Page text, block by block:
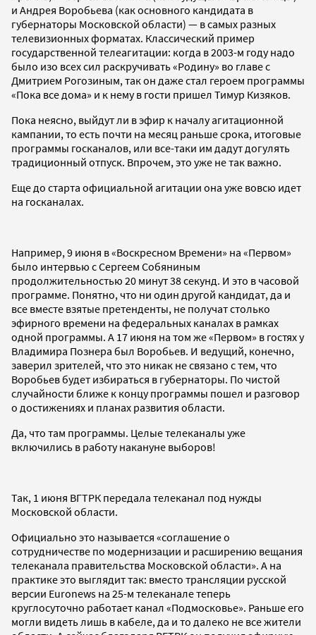
и Андрея Воробьева (как основного кандидата в
губернаторы Московской области) — в самых разных
телевизионных форматах. Классический пример
государственной телеагитации: когда в 2003-м году надо
было изо всех сил раскручивать «Родину» во главе с
Дмитрием Рогозиным, так он даже стал героем программы
«Пока все дома» и к нему в гости пришел Тимур Кизяков.
Пока неясно, выйдут ли в эфир к началу агитационной
кампании, то есть почти на месяц раньше срока, итоговые
программы госканалов, или все-таки им дадут догулять
традиционный отпуск. Впрочем, это уже не так важно.
Еще до старта официальной агитации она уже вовсю идет
на госканалах.
Например, 9 июня в «Воскресном Времени» на «Первом»
было интервью с Сергеем Собяниным
продолжительностью 20 минут 38 секунд. И это в часовой
программе. Понятно, что ни один другой кандидат, да и
все вместе взятые претенденты, не получат столько
эфирного времени на федеральных каналах в рамках
одной программы. А 17 июня на том же «Первом» в гостях у
Владимира Познера был Воробьев. И ведущий, конечно,
заверил зрителей, что это никак не связано с тем, что
Воробьев будет избираться в губернаторы. По чистой
случайности ближе к концу программы пошел и разговор
о достижениях и планах развития области.
Да, что там программы. Целые телеканалы уже
включились в работу накануне выборов!
Так, 1 июня ВГТРК передала телеканал под нужды
Московской области.
Официально это называется «соглашение о
сотрудничестве по модернизации и расширению вещания
телеканала правительства Московской области». А на
практике это выглядит так: вместо трансляции русской
версии Euronews на 25-м телеканале теперь
круглосуточно работает канал «Подмосковье». Раньше его
могли видеть лишь в кабеле, да и то далеко не все жители